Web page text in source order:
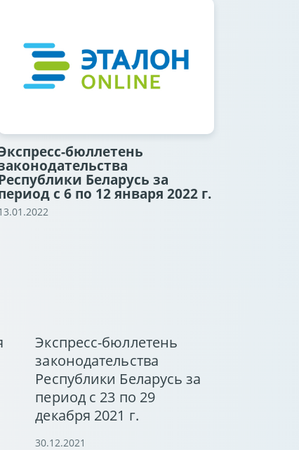
бюллетень
Беларусь за
с 6 по 12 января 2022 г.
Экспресс-бюллетень
законодательства
Республики Беларусь за
период с 23 по 29
декабря 2021 г.
30.12.2021